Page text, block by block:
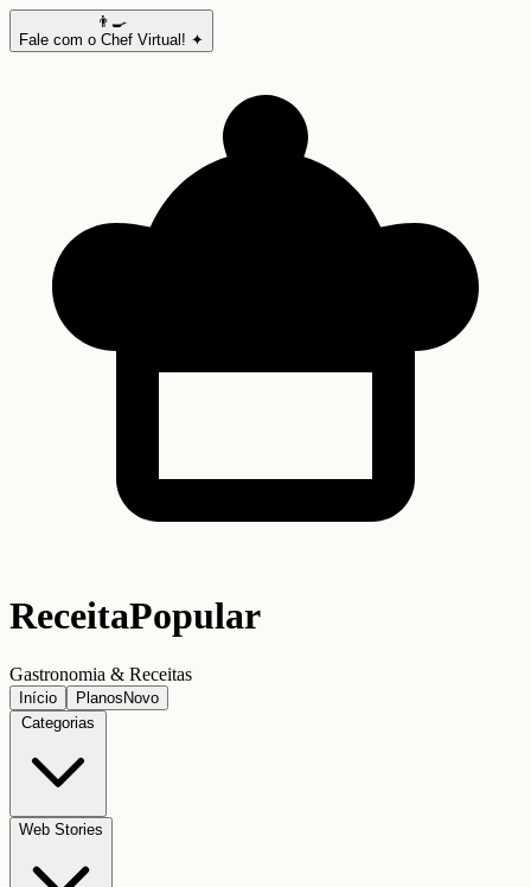
👨‍🍳
Fale com o Chef Virtual! ✦
ReceitaPopular
Gastronomia & Receitas
Início Planos Novo
Categorias
Web Stories